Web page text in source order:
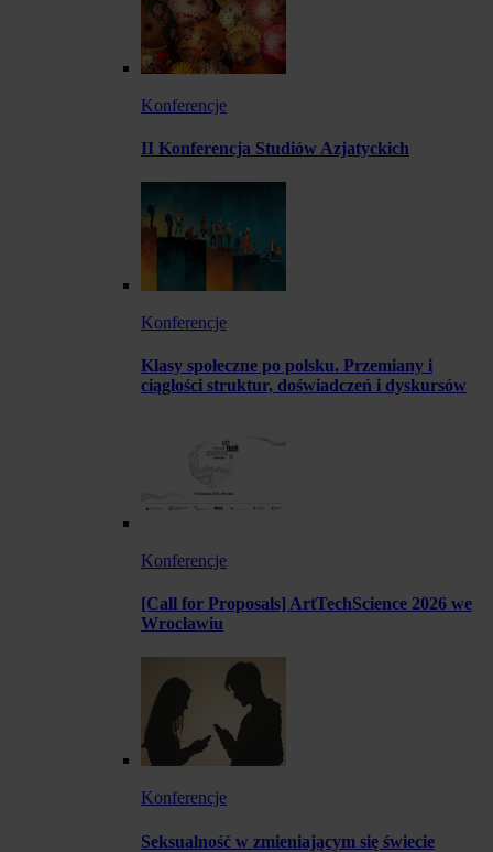
Konferencje
II Konferencja Studiów Azjatyckich
Konferencje
Klasy społeczne po polsku. Przemiany i
ciągłości struktur, doświadczeń i dyskursów
Konferencje
[Call for Proposals] ArtTechScience 2026 we
Wrocławiu
Konferencje
Seksualność w zmieniającym się świecie